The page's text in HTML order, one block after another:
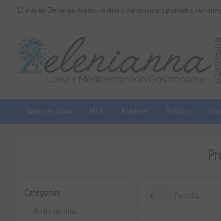
13 años de Elenianna: Aceites de oliva y mieles griegos premiados, con
Aceite de oliva Miel fiambres Bebidas
Categorías
Aceite de oliva